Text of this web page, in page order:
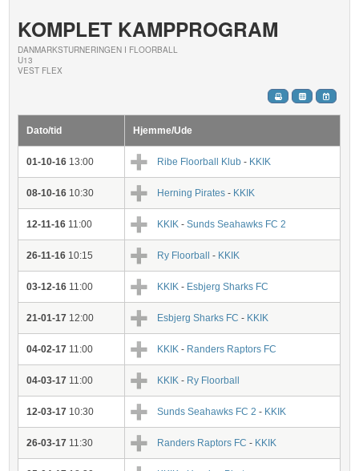
KOMPLET KAMPPROGRAM
DANMARKSTURNERINGEN I FLOORBALL
U13
VEST FLEX
Dato/tid Hjemme/Ude
01-10-16 13:00 Ribe Floorball Klub - KKIK
08-10-16 10:30 Herning Pirates - KKIK
12-11-16 11:00 KKIK -Sunds Seahawks FC 2
26-11-16 10:15 Ry Floorball - KKIK
03-12-16 11:00 KKIK - Esbjerg Sharks FC
21-01-17 12:00 Esbjerg Sharks FC - KKIK
04-02-17 11:00 KKIK - Randers Raptors FC
04-03-17 11:00 KKIK - Ry Floorball
12-03-17 10:30 Sunds Seahawks FC 2 - KKIK
26-03-17 11:30 Randers Raptors FC - KKIK